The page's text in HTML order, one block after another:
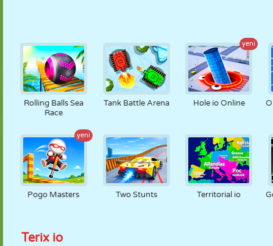
Rolling Balls Sea
Race
Tank Battle Arena
yeni
Hole io Online
yeni
Pogo Masters Two Stunts Territorial io
Terix io